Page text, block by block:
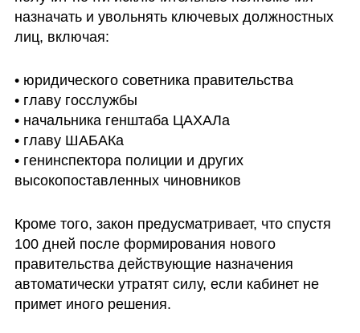
назначать и увольнять ключевых должностных
лиц, включая:
• юридического советника правительства
• главу госслужбы
• начальника генштаба ЦАХАЛа
• главу ШАБАКа
• генинспектора полиции и других
высокопоставленных чиновников
Кроме того, закон предусматривает, что спустя
100 дней после формирования нового
правительства действующие назначения
автоматически утратят силу, если кабинет не
примет иного решения.